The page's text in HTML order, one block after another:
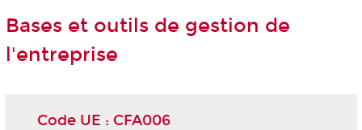
Bases et outils de gestion de
l'entreprise
Code UE : CFA006